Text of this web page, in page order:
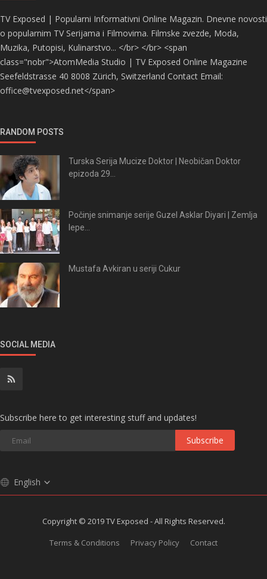
TV Exposed | Popularni Informativni Online Magazin. Dnevne novosti
o popularnim TV Serijama i Filmovima. Filmske zvezde, Moda,
Muzika, Putopisi, Kulinarstvo... </br> </br> <span
class="nobr">AtomMedia Studio | TV Exposed Online Magazine
Seefeldstrasse 40 8008 Zürich, Switzerland Contact Email:
office@tvexposed.net</span>
RANDOM POSTS
Turska Serija Mucize Doktor | Neobičan Doktor
epizoda 29...
Počinje snimanje serije Guzel Asklar Diyari | Zemlja
lepe...
Mustafa Avkiran u seriji Cukur
SOCIAL MEDIA
Subscribe here to get interesting stuff and updates!
Subscribe
English
Copyright © 2019 TV Exposed - All Rights Reserved.
Terms & Conditions
Privacy Policy Contact